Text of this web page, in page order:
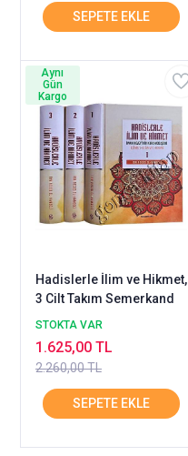
Hadislerle İlim ve Hikmet,
3 Cilt Takım Semerkand
STOKTA VAR
2.260,00 TL
1.625,00 TL
Aynı
Gün
Kargo